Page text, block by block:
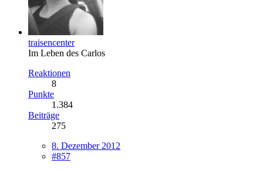
traisencenter
Im Leben des Carlos
Reaktionen
8
Punkte
1.384
Beiträge
275
8. Dezember 2012
#857